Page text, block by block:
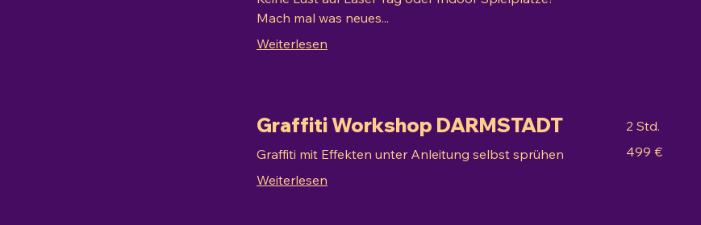
Mach mal was neues...
Weiterlesen
Graffiti Workshop DARMSTADT
Graffiti mit Effekten unter Anleitung selbst sprühen
Weiterlesen
2 Std.
Euro
499 €